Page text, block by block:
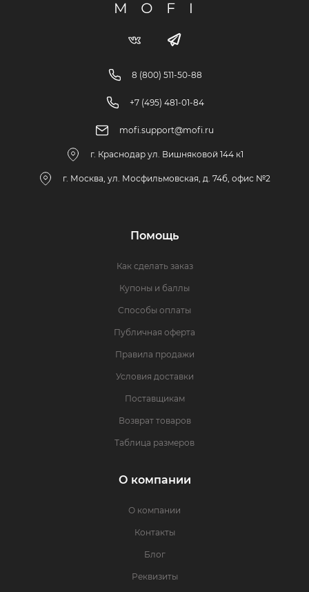
8 (800) 511-50-88
+7 (495) 481-01-84
mofi.support@mofi.ru
г. Краснодар ул. Вишняковой 144 к1
г. Москва, ул. Мосфильмовская, д. 74б, офис №2
Помощь
Как сделать заказ
Купоны и баллы
Способы оплаты
Публичная оферта
Правила продажи
Условия доставки
Поставщикам
Возврат товаров
Таблица размеров
О компании
О компании
Контакты
Блог
Реквизиты